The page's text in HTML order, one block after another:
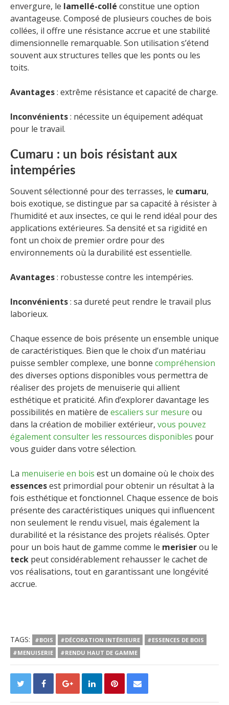
envergure, le lamellé-collé constitue une option
avantageuse. Composé de plusieurs couches de bois
collées, il offre une résistance accrue et une stabilité
dimensionnelle remarquable. Son utilisation s’étend
souvent aux structures telles que les ponts ou les
toits.
Avantages: extrême résistance et capacité de charge.
Inconvénients: nécessite un équipement adéquat
pour le travail.
Cumaru : un bois résistant aux
intempéries
Souvent sélectionné pour des terrasses, le cumaru,
bois exotique, se distingue par sa capacité à résister à
l’humidité et aux insectes, ce qui le rend idéal pour des
applications extérieures. Sa densité et sa rigidité en
font un choix de premier ordre pour des
environnements où la durabilité est essentielle.
Avantages: robustesse contre les intempéries.
Inconvénients: sa dureté peut rendre le travail plus
laborieux.
Chaque essence de bois présente un ensemble unique
de caractéristiques. Bien que le choix d’un matériau
puisse sembler complexe, une bonne compréhension
des diverses options disponibles vous permettra de
réaliser des projets de menuiserie qui allient
esthétique et praticité. Afin d’explorer davantage les
possibilités en matière de escaliers sur mesure ou
dans la création de mobilier extérieur, vous pouvez
également consulter les ressources disponibles pour
vous guider dans votre sélection.
La menuiserie en bois est un domaine où le choix des
essencesest primordial pour obtenir un résultat à la
fois esthétique et fonctionnel. Chaque essence de bois
présente des caractéristiques uniques qui influencent
non seulement le rendu visuel, mais également la
durabilité et la résistance des projets réalisés. Opter
pour un bois haut de gamme comme le merisierou le
teck peut considérablement rehausser le cachet de
vos réalisations, tout en garantissant une longévité
accrue.
TAGS: #BOIS #DÉCORATION INTÉRIEURE
#ESSENCES DE BOIS
#MENUISERIE
#RENDU HAUT DE GAMME